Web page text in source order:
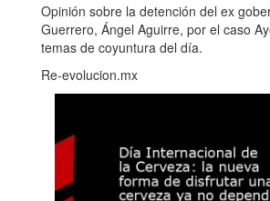
Opinión sobre la detención del ex
Guerrero, Ángel Aguirre, por el caso
temas de coyuntura del día.
Re-evolucion.mx